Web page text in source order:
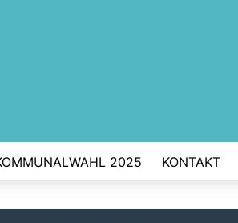
2025 KONTAKT